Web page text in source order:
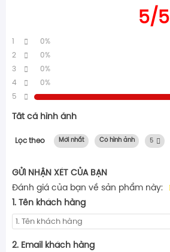
5/5
0%
2
0%
3
0%
4
0%
5
Tất cả hình ảnh
Lọc theo Mới nhất Có hình ảnh 5
GỬI NHẬN XÉT CỦA BẠN
Đánh giá của bạn về sản phẩm này:
1. Tên khách hàng
2. Email khách hàng